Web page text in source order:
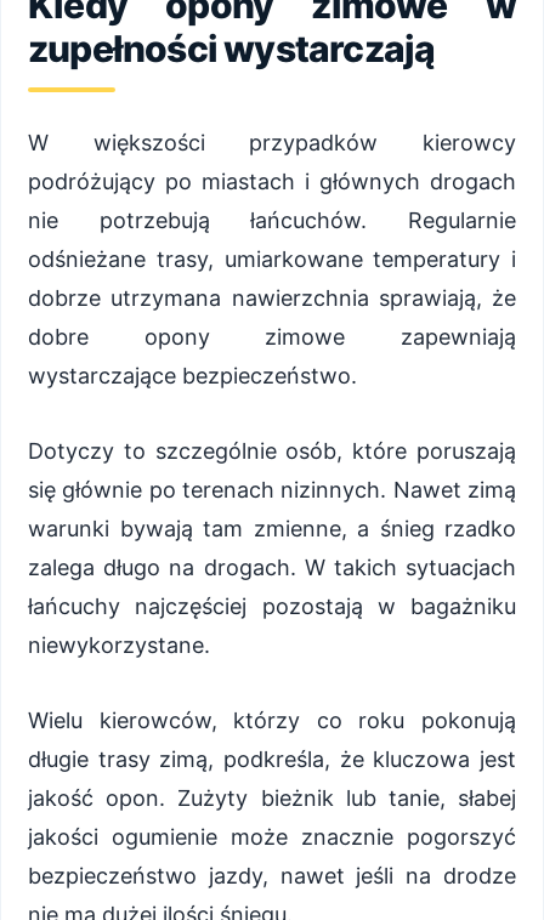
zupełności wystarczają
W większości przypadków kierowcy
podróżujący po miastach i głównych drogach
nie potrzebują łańcuchów. Regularnie
odśnieżane trasy, umiarkowane temperatury i
dobrze utrzymana nawierzchnia sprawiają, że
dobre opony zimowe zapewniają
wystarczające bezpieczeństwo.
Dotyczy to szczególnie osób, które poruszają
się głównie po terenach nizinnych. Nawet zimą
warunki bywają tam zmienne, a śnieg rzadko
zalega długo na drogach. W takich sytuacjach
łańcuchy najczęściej pozostają w bagażniku
niewykorzystane.
Wielu kierowców, którzy co roku pokonują
długie trasy zimą, podkreśla, że kluczowa jest
jakość opon. Zużyty bieżnik lub tanie, słabej
jakości ogumienie może znacznie pogorszyć
bezpieczeństwo jazdy, nawet jeśli na drodze
nie ma dużej ilości śniegu.